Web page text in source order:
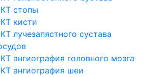
КТ стопы
КТ кисти
КТ лучезапястного сустава
КТ ангиография головного мозга
КТ ангиография шеи